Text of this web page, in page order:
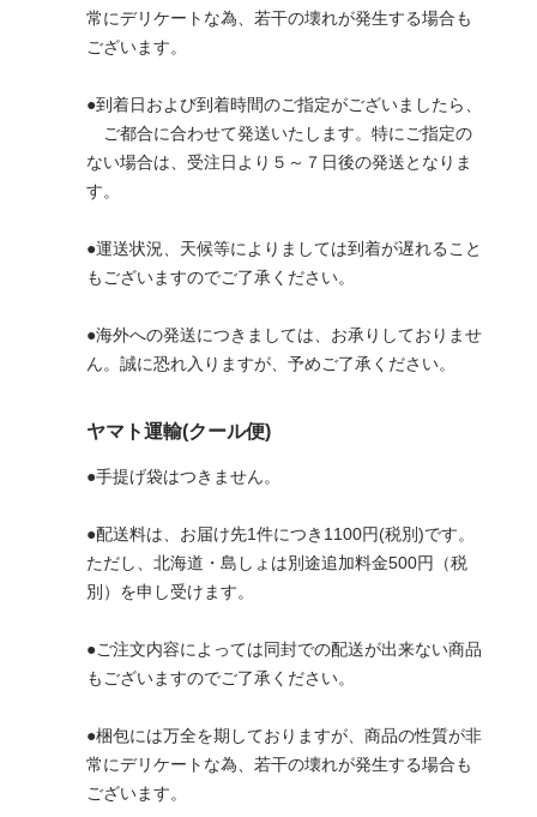
常にデリケートな為、若干の壊れが発生する場合も
ございます。
●到着日および到着時間のご指定がございましたら、
ご都合に合わせて発送いたします。特にご指定の
ない場合は、受注日より５～７日後の発送となりま
す。
●運送状況、天候等によりましては到着が遅れること
もございますのでご了承ください。
●海外への発送につきましては、お承りしておりませ
ん。誠に恐れ入りますが、予めご了承ください。
ヤマト運輸(クール便)
●手提げ袋はつきません。
●配送料は、お届け先1件につき1100円(税別)です。
ただし、北海道・島しょは別途追加料金500円（税
別）を申し受けます。
●ご注文内容によっては同封での配送が出来ない商品
もございますのでご了承ください。
●梱包には万全を期しておりますが、商品の性質が非
常にデリケートな為、若干の壊れが発生する場合も
ございます。